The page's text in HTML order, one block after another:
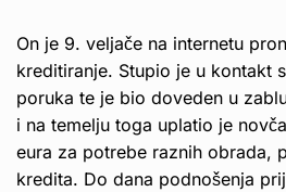
On je 9. veljače na internetu
kreditiranje. Stupio je u kontakt
poruka te je bio doveden u
i na temelju toga uplatio je
eura za potrebe raznih obrada,
kredita. Do dana podnošenja